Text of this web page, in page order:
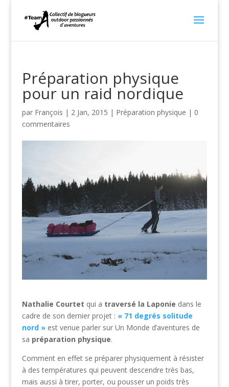
Préparation physique
pour un raid nordique
par François | 2 Jan, 2015 | Préparation physique | 0
commentaires
Nathalie Courtet qui a traversé la Laponie dans le
cadre de son dernier projet : « 71 degrés solitude
nord »est venue parler sur Un Monde d’aventures de
sa préparation physique.
Comment en effet se préparer physiquement à résister
à des températures qui peuvent descendre très bas,
mais aussi à tirer, porter, ou pousser un poids très